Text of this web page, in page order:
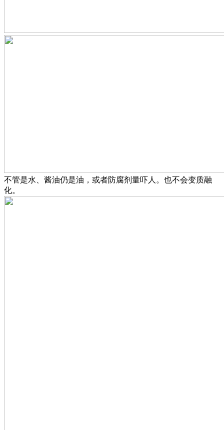
不管是水、酱油仍是油，或者防腐剂量吓人。也不会变质融
化。